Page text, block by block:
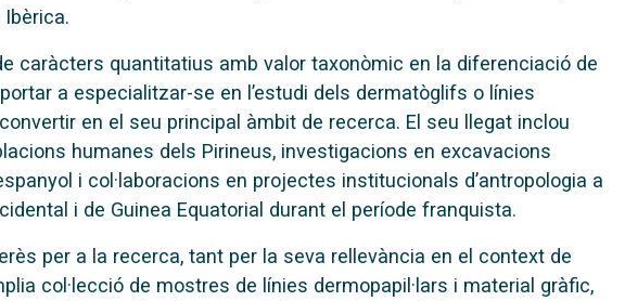
caràcters quantitatius amb valor taxonòmic en la diferenciació de
a especialitzar-se en l’estudi dels dermatòglifs o línies
en el seu principal àmbit de recerca. El seu llegat inclou
humanes dels Pirineus, investigacions en excavacions
i col·laboracions en projectes institucionals d’antropologia a
i de Guinea Equatorial durant el període franquista.
per a la recerca, tant per la seva rellevància en el context de
col·lecció de mostres de línies dermopapil·lars i material gràfic,